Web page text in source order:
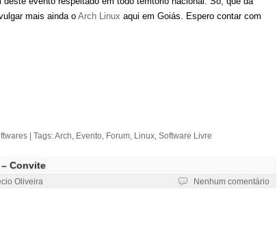
mais ainda o Arch Linux aqui em Goiás. Espero contar com
| Tags:Arch, Evento, Forum, Linux, Software Livre
Convite
Oliveira Nenhum comentário